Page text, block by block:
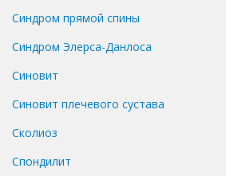
Синдром прямой спины
Синдром Элерса-Данлоса
Синовит
Синовит плечевого сустава
Сколиоз
Спондилит